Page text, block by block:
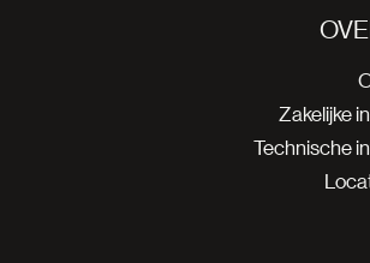
Zakelijke
Technische